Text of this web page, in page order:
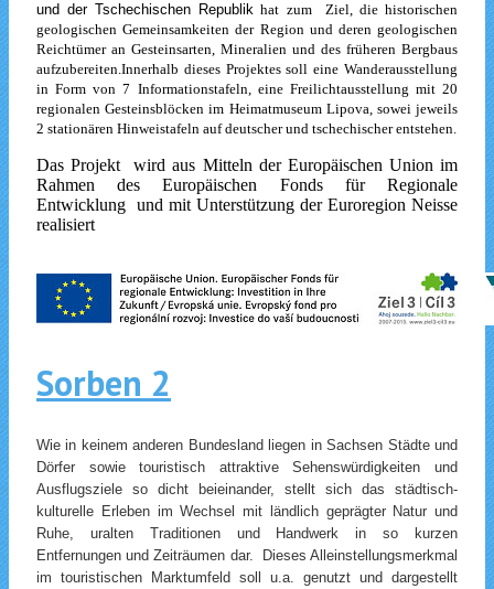
und der Tschechischen Republik hat zum Ziel, die historischen
geologischen Gemeinsamkeiten der Region und deren geologischen
Reichtümer an Gesteinsarten, Mineralien und des früheren Bergbaus
aufzubereiten.Innerhalb dieses Projektes soll eine Wanderausstellung
in Form von 7 Informationstafeln, eine Freilichtausstellung mit 20
regionalen Gesteinsblöcken im Heimatmuseum Lipova, sowei jeweils
2 stationären Hinweistafeln auf deutscher und tschechischer entstehen.
Das Projekt wird aus Mitteln der Europäischen Union im
Rahmen des Europäischen Fonds für Regionale
Entwicklung und mit Unterstützung der Euroregion Neisse
realisiert
Sorben 2
Wie in keinem anderen Bundesland liegen in Sachsen Städte und
Dörfer sowie touristisch attraktive Sehenswürdigkeiten und
Ausflugsziele so dicht beieinander, stellt sich das städtisch-
kulturelle Erleben im Wechsel mit ländlich geprägter Natur und
Ruhe, uralten Traditionen und Handwerk in so kurzen
Entfernungen und Zeiträumen dar.
Dieses Alleinstellungsmerkmal
im touristischen Marktumfeld soll u.a. genutzt und dargestellt